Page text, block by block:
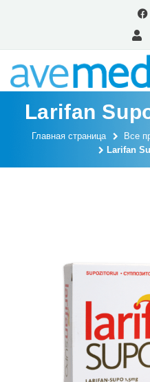
Larifan
Главная страница Все
Larifan